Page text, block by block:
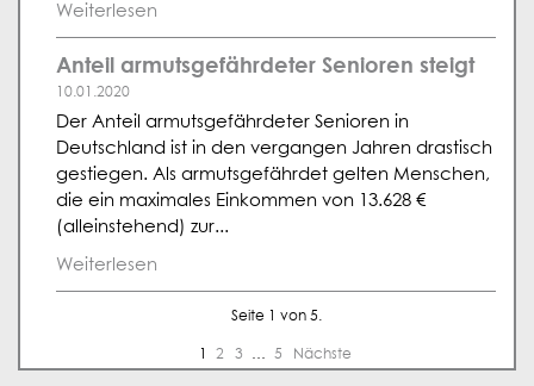
Weiterlesen
Anteil armutsgefährdeter Senioren steigt
10.01.2020
Der Anteil armutsgefährdeter Senioren in
Deutschland ist in den vergangen Jahren drastisch
gestiegen. Als armutsgefährdet gelten Menschen,
die ein maximales Einkommen von 13.628 €
(alleinstehend) zur...
Weiterlesen
Seite 1 von 5.
2 3 … 5 Nächste